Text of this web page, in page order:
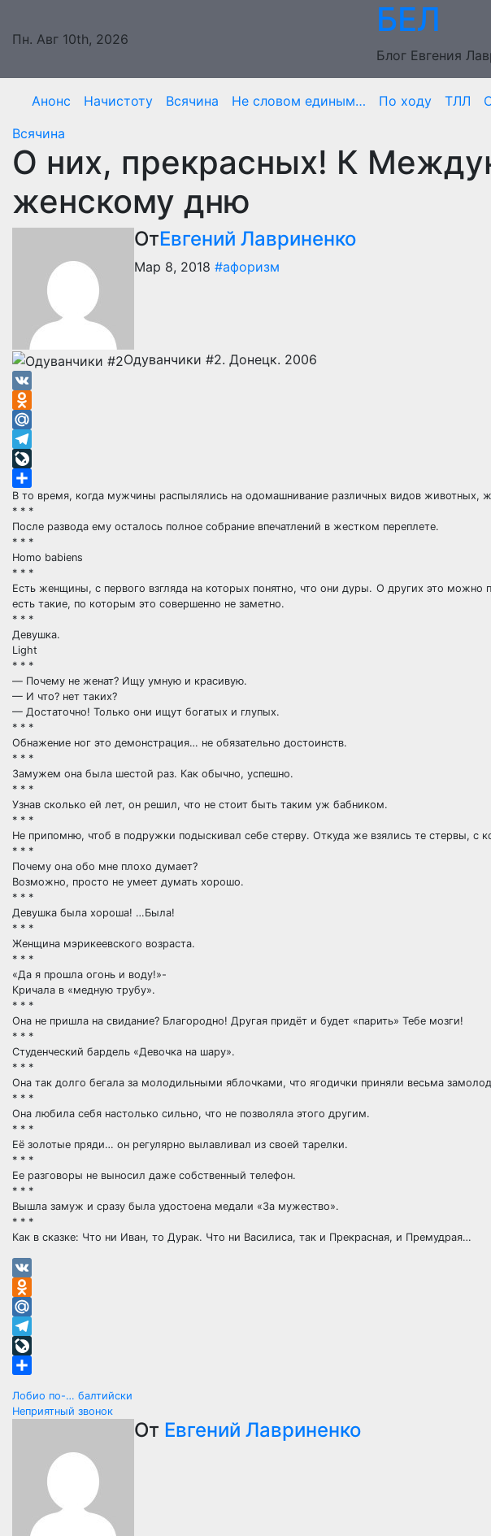
содержимому
Пн. Авг 10th, 2026 БЕЛ
Блог Евгения
Анонс Начистоту Всячина Не словом единым… По ходу ТЛЛ
Всячина
О них, прекрасных! К
женскому дню
ОтЕвгений Лавриненко
Мар 8, 2018 #афоризм
Одуванчики #2. Донецк. 2006
VK
Odnoklassniki
Mail.Ru
Telegram
LiveJournal
Отправить
В то время, когда мужчины распылялись на одомашнивание различных видов животных,
* * *
После развода ему осталось полное собрание впечатлений в жестком переплете.
* * *
Homo babiens
* * *
Есть женщины, с первого взгляда на которых понятно, что они дуры. О других это можно
есть такие, по которым это совершенно не заметно.
* * *
Девушка.
Light
* * *
— Почему не женат? Ищу умную и красивую.
— И что? нет таких?
— Достаточно! Только они ищут богатых и глупых.
* * *
Обнажение ног это демонстрация… не обязательно достоинств.
* * *
Замужем она была шестой раз. Как обычно, успешно.
* * *
Узнав сколько ей лет, он решил, что не стоит быть таким уж бабником.
* * *
Не припомню, чтоб в подружки подыскивал себе стерву. Откуда же взялись те стервы, с
* * *
Почему она обо мне плохо думает?
Возможно, просто не умеет думать хорошо.
* * *
Девушка была хороша! …Была!
* * *
Женщина мэрикеевского возраста.
* * *
«Да я прошла огонь и воду!»-
Кричала в «медную трубу».
* * *
Она не пришла на свидание? Благородно! Другая придёт и будет «парить» Тебе мозги!
* * *
Студенческий бардель «Девочка на шару».
* * *
Она так долго бегала за молодильными яблочками, что ягодички приняли весьма
* * *
Она любила себя настолько сильно, что не позволяла этого другим.
* * *
Её золотые пряди… он регулярно вылавливал из своей тарелки.
* * *
Ее разговоры не выносил даже собственный телефон.
* * *
Вышла замуж и сразу была удостоена медали «За мужество».
* * *
Как в сказке: Что ни Иван, то Дурак. Что ни Василиса, так и Прекрасная, и Премудрая…
VK
Odnoklassniki
Mail.Ru
Telegram
LiveJournal
Навигация
записям
Лобио по-… балтийски
Неприятный звонок
От Евгений Лавриненко